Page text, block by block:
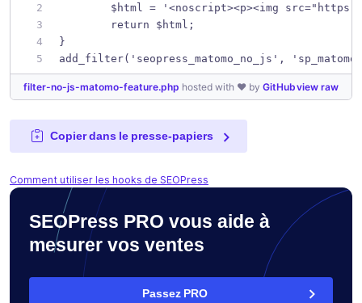
$html = '<noscript><p><img
	return $html;
}
add_filter('seopress_matomo_no_js',
view raw
filter-no-js-matomo-feature.php hosted with ❤ by GitHub
Copier dans le presse-papiers
Comment utiliser les hooks de SEOPress
SEOPress PRO vous aide à
mesurer vos ventes
Passez PRO